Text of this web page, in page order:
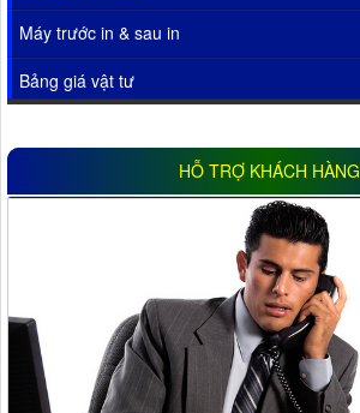
Máy trước in & sau in
Bảng giá vật tư
HỖ TRỢ KHÁCH HÀNG